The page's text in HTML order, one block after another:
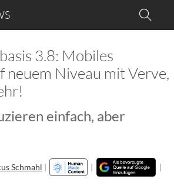
3.8: Mobiles
neuem Niveau mit Verve,
einfach, aber
Schmahl | |
|